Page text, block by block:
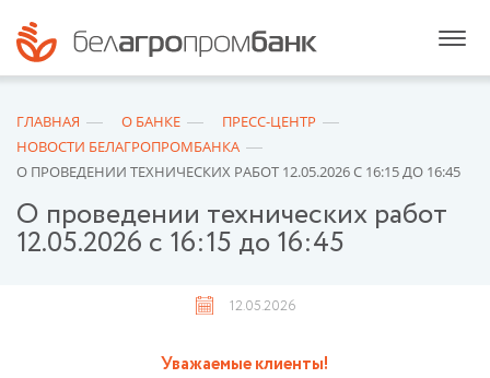
ГЛАВНАЯ О БАНКЕ
ПРЕСС-ЦЕНТР
НОВОСТИ БЕЛАГРОПРОМБАНКА
О ПРОВЕДЕНИИ ТЕХНИЧЕСКИХ РАБОТ 12.05.2026 С 16:15 ДО 16:45
О проведении технических работ
12.05.2026 с 16:15 до 16:45
12.05.2026
Уважаемые клиенты!